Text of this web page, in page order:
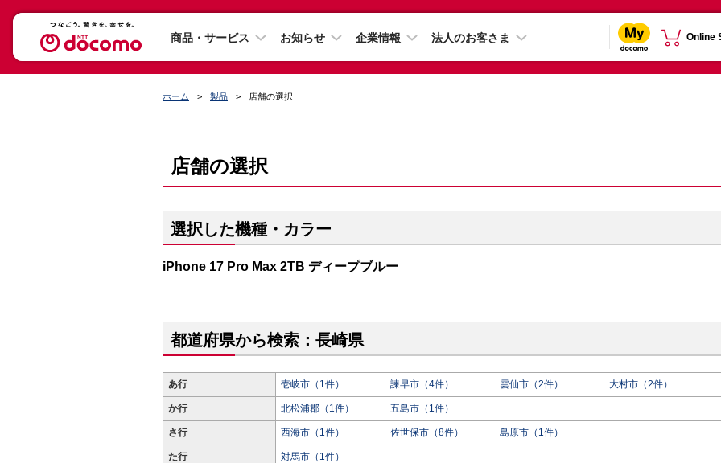
商品・サービス お知らせ 企業情報 法人のお客さま Online
ホーム 製品 店舗の選択
店舗の選択
選択した機種・カラー
iPhone 17 Pro Max 2TB ディープブルー
都道府県から検索：長崎県
あ行 壱岐市（1件） 諫早市（4件） 雲仙市（2件） 大村市（2件）
か行 北松浦郡（1件） 五島市（1件）
さ行 西海市（1件） 佐世保市（8件） 島原市（1件）
た行 対馬市（1件）